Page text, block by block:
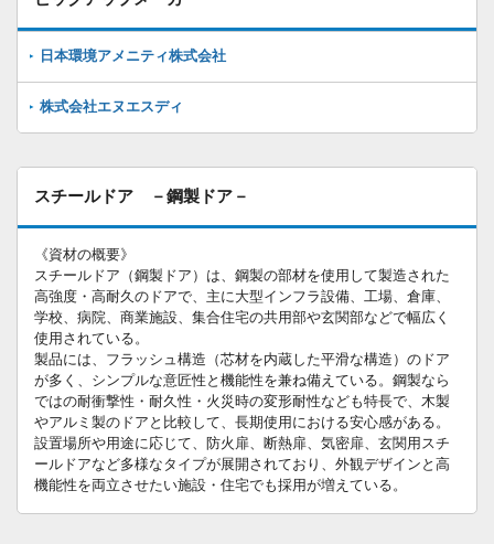
日本環境アメニティ株式会社
株式会社エヌエスディ
スチールドア －鋼製ドア－
《資材の概要》
スチールドア（鋼製ドア）は、鋼製の部材を使用して製造された
高強度・高耐久のドアで、主に大型インフラ設備、工場、倉庫、
学校、病院、商業施設、集合住宅の共用部や玄関部などで幅広く
使用されている。
製品には、フラッシュ構造（芯材を内蔵した平滑な構造）のドア
が多く、シンプルな意匠性と機能性を兼ね備えている。鋼製なら
ではの耐衝撃性・耐久性・火災時の変形耐性なども特長で、木製
やアルミ製のドアと比較して、長期使用における安心感がある。
設置場所や用途に応じて、防火扉、断熱扉、気密扉、玄関用スチ
ールドアなど多様なタイプが展開されており、外観デザインと高
機能性を両立させたい施設・住宅でも採用が増えている。